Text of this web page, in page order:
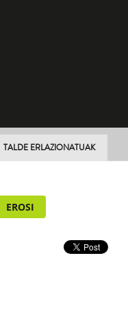
TALDE ERLAZIONATUAK
EROSI